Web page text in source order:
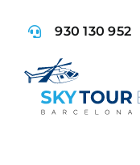
930 130 952